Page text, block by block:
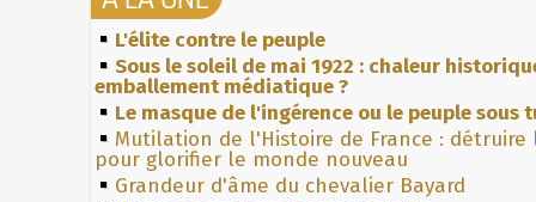
L'élite contre le peuple
Sous le soleil de mai 1922 : chaleur
emballement médiatique ?
Le masque de l'ingérence ou le peuple sous
Mutilation de l'Histoire de France : détruire
pour glorifier le monde nouveau
Grandeur d'âme du chevalier Bayard